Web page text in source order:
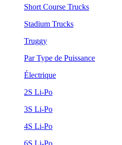
Short Course Trucks
Stadium Trucks
Truggy
Par Type de Puissance
Électrique
2S Li-Po
3S Li-Po
4S Li-Po
6S Li-Po